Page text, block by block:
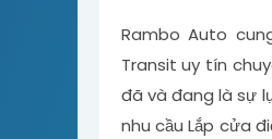
Rambo Auto
Transit uy tín
đã và đang là sự
nhu cầu Lắp cửa